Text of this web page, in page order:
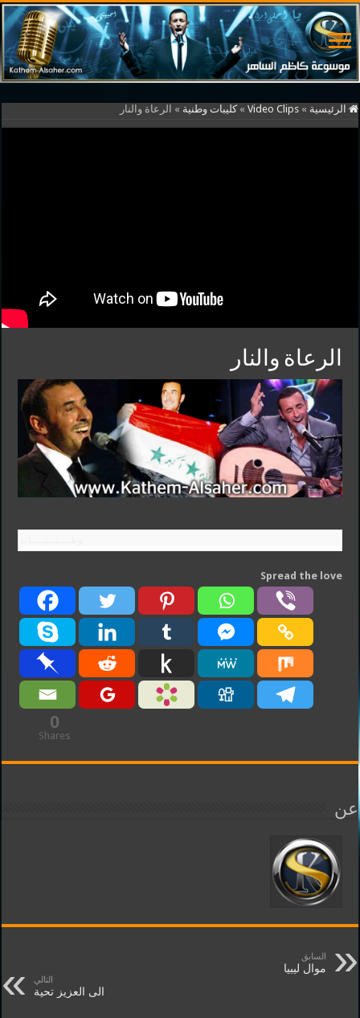
الرئيسية »
Video Clips
» كليبات وطنية » الرعاة والنار
الرعاة والنار
Spread the love
0
Shares
عن
السابق
موال ليبيا
التالي
الى العزيز تحية